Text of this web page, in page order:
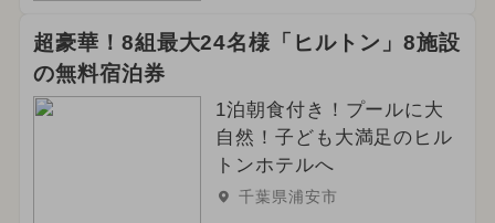
超豪華！8組最大24名様「ヒルトン」8施設
の無料宿泊券
1泊朝食付き！プールに大
自然！子ども大満足のヒル
トンホテルへ
千葉県浦安市